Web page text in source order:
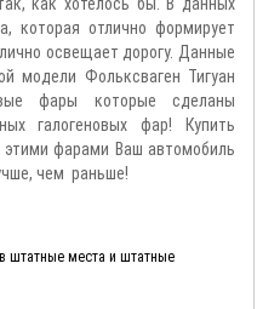
которая отлично формирует
освещает дорогу. Данные
модели Фольксваген Тигуан
фары которые сделаны
галогеновых фар! Купить
фарами Ваш автомобиль
чем раньше!
штатные места и штатные